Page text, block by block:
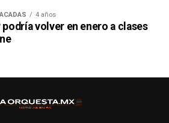
4 años
podría volver en enero a clases